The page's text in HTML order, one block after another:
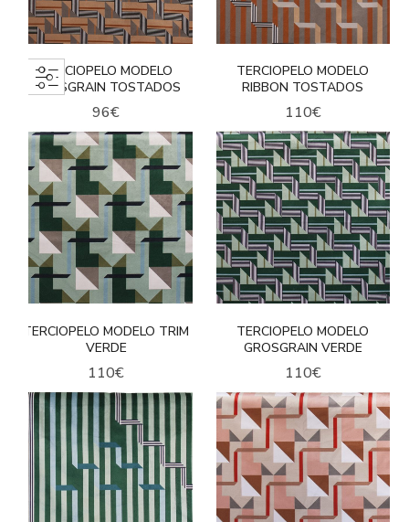
TERCIOPELO MODELO
GROSGRAIN TOSTADOS
96€
TERCIOPELO MODELO
RIBBON TOSTADOS
110€
TERCIOPELO MODELO TRIM
VERDE
110€
TERCIOPELO MODELO
GROSGRAIN VERDE
110€